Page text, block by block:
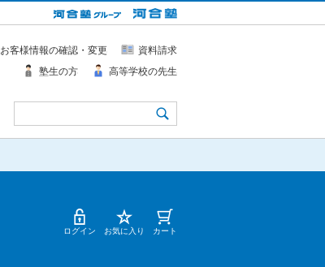
お客様情報の確認・変更
資料請求
塾生の方
高等学校の先生
ログイン お気に入り カート